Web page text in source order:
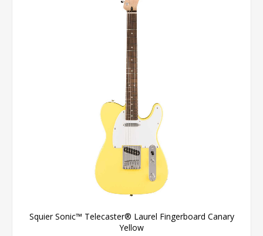
Squier Sonic™ Telecaster® Laurel Fingerboard Canary
Yellow